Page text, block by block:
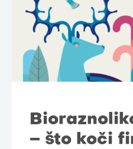
– što koči